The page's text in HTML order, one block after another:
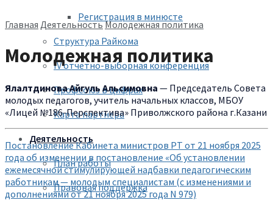
Регистрация в минюсте
Структура Райкома
IV отчетно-выборная конференция
Профсоюз в цифрах
Карта партнера
Деятельность
План работы
Правовая поддержка
Главная ДеятельностьМолодежная политика
Молодежная политика
Ялалтдинова Айгуль Альсимовна — Председатель Совета
молодых педагогов, учитель начальных классов, МБОУ
«Лицей №186-Перспектива» Приволжского района г.Казани
Постановление Кабинета министров РТ от 21 ноября 2025
года об изменении в постановление «Об установлении
ежемесячной стимулирующей надбавки педагогическим
работникам — молодым специалистам (с изменениями и
дополнениями от 21 ноября 2025 года N 979)